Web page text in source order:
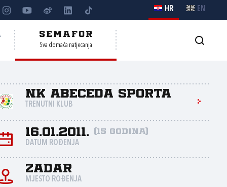
HR EN
SEMAFOR
Sva domaća natjecanja
NK Abeceda sporta
TRENUTNI KLUB
16.01.2011. (15 godina)
DATUM ROĐENJA
Zadar
MJESTO ROĐENJA